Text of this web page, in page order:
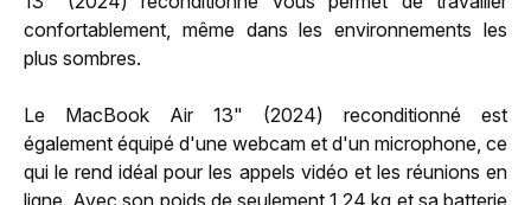
confortablement, même dans les environnements les
plus sombres.
Le MacBook Air 13" (2024) reconditionné est
également équipé d'une webcam et d'un microphone, ce
qui le rend idéal pour les appels vidéo et les réunions en
ligne. Avec son poids de seulement 1,24 kg et sa batterie